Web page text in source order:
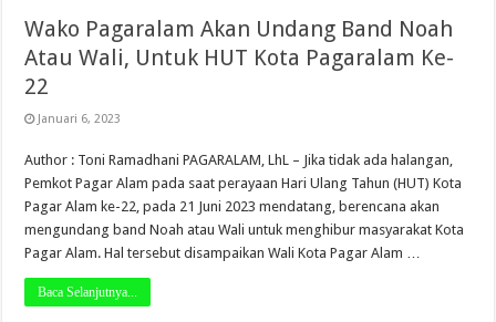
Wako Pagaralam Akan Undang Band Noah
Atau Wali, Untuk HUT Kota Pagaralam Ke-
22
Januari 6, 2023
Author : Toni Ramadhani PAGARALAM, LhL – Jika tidak ada halangan,
Pemkot Pagar Alam pada saat perayaan Hari Ulang Tahun (HUT) Kota
Pagar Alam ke-22, pada 21 Juni 2023 mendatang, berencana akan
mengundang band Noah atau Wali untuk menghibur masyarakat Kota
Pagar Alam. Hal tersebut disampaikan Wali Kota Pagar Alam …
Baca Selanjutnya...